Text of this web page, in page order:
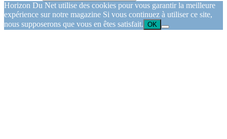
Horizon Du Net utilise des cookies pour vous garantir la meilleure
expérience sur notre magazine Si vous continuez à utiliser ce site,
nous supposerons que vous en êtes satisfait. OK